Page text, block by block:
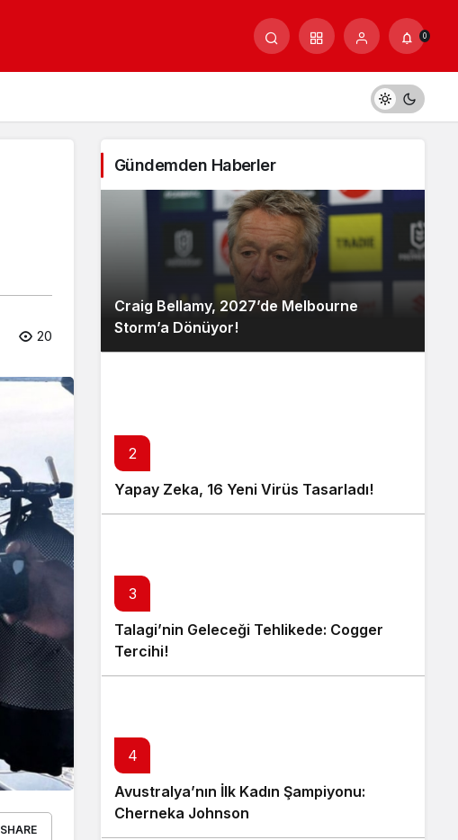
0
20
SHARE
Gündemden Haberler
Craig Bellamy, 2027’de Melbourne
Storm’a Dönüyor!
2
Yapay Zeka, 16 Yeni Virüs Tasarladı!
3
Talagi’nin Geleceği Tehlikede: Cogger
Tercihi!
4
Avustralya’nın İlk Kadın Şampiyonu:
Cherneka Johnson